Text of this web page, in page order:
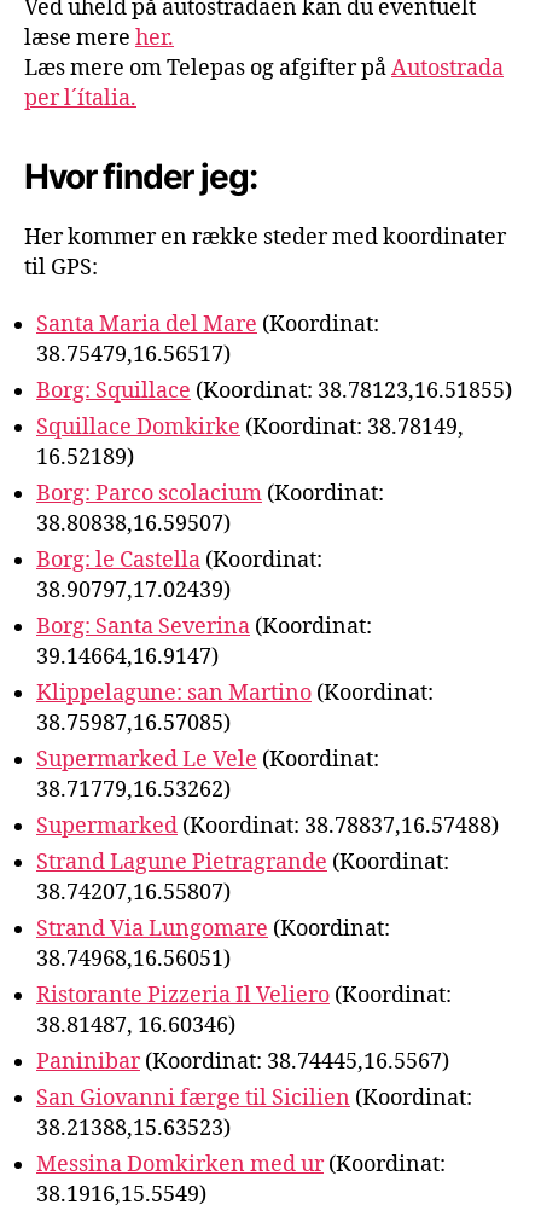
Ved uheld på autostradaen kan du eventuelt
læse mere her.
Læs mere om Telepas og afgifter påAutostrada
per l´ítalia.
Hvor finder jeg:
Her kommer en række steder med koordinater
til GPS:
Santa Maria del Mare (Koordinat:
38.75479,16.56517)
Borg: Squillace (Koordinat: 38.78123,16.51855)
Squillace Domkirke (Koordinat: 38.78149,
16.52189)
Borg: Parco scolacium (Koordinat:
38.80838,16.59507)
Borg: le Castella (Koordinat:
38.90797,17.02439)
Borg: Santa Severina (Koordinat:
39.14664,16.9147)
Klippelagune: san Martino (Koordinat:
38.75987,16.57085)
Supermarked Le Vele (Koordinat:
38.71779,16.53262)
Supermarked (Koordinat: 38.78837,16.57488)
Strand Lagune Pietragrande (Koordinat:
38.74207,16.55807)
Strand Via Lungomare (Koordinat:
38.74968,16.56051)
Ristorante Pizzeria Il Veliero (Koordinat:
38.81487, 16.60346)
Paninibar(Koordinat: 38.74445,16.5567)
San Giovanni færge til Sicilien (Koordinat:
38.21388,15.63523)
Messina Domkirken med ur(Koordinat:
38.1916,15.5549)